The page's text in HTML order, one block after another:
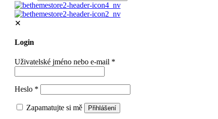
✕
Login
Uživatelské jméno nebo e-mail *
Heslo *
Zapamatujte si mě Přihlášení